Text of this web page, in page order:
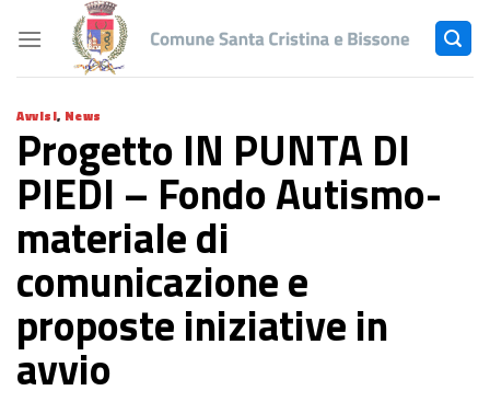
Avvisi, News
Progetto IN PUNTA DI
PIEDI – Fondo Autismo-
materiale di
comunicazione e
proposte iniziative in
avvio